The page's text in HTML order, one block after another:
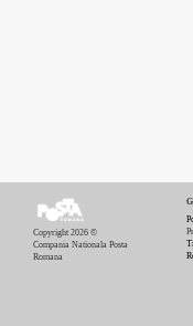
Copyright 2026 ©
Compania Nationala Posta
Romana